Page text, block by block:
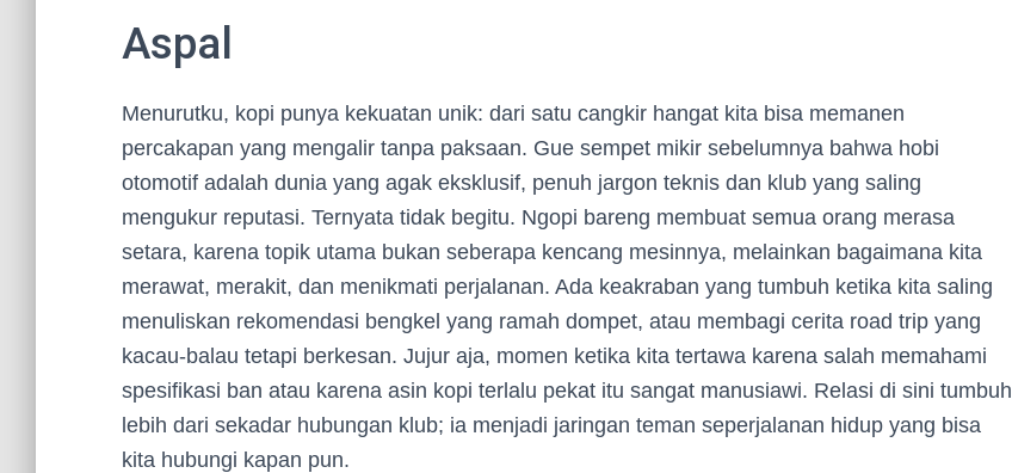
Aspal
Menurutku, kopi punya kekuatan unik: dari satu cangkir hangat kita bisa memanen
percakapan yang mengalir tanpa paksaan. Gue sempet mikir sebelumnya bahwa hobi
otomotif adalah dunia yang agak eksklusif, penuh jargon teknis dan klub yang saling
mengukur reputasi. Ternyata tidak begitu. Ngopi bareng membuat semua orang merasa
setara, karena topik utama bukan seberapa kencang mesinnya, melainkan bagaimana kita
merawat, merakit, dan menikmati perjalanan. Ada keakraban yang tumbuh ketika kita saling
menuliskan rekomendasi bengkel yang ramah dompet, atau membagi cerita road trip yang
kacau-balau tetapi berkesan. Jujur aja, momen ketika kita tertawa karena salah memahami
spesifikasi ban atau karena asin kopi terlalu pekat itu sangat manusiawi. Relasi di sini tumbuh
lebih dari sekadar hubungan klub; ia menjadi jaringan teman seperjalanan hidup yang bisa
kita hubungi kapan pun.